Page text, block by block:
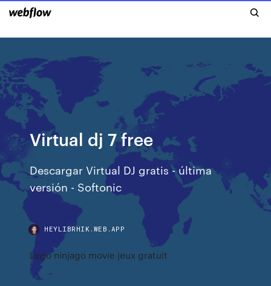
Virtual dj 7 free
Descargar Virtual DJ gratis - última
versión - Softonic
HEYLIBRHIK.WEB.APP
Lego ninjago movie jeux gratuit